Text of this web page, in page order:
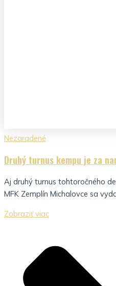
Nezaradené
Druhý turnus kempu je za
Aj druhý turnus tohtoročného
MFK Zemplín Michalovce sa
Zobraziť viac